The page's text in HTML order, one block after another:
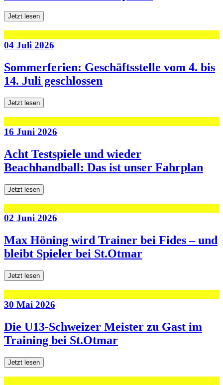
Jetzt lesen
04 Juli 2026
Sommerferien: Geschäftsstelle vom 4. bis
14. Juli geschlossen
Jetzt lesen
16 Juni 2026
Acht Testspiele und wieder
Beachhandball: Das ist unser Fahrplan
Jetzt lesen
02 Juni 2026
Max Höning wird Trainer bei Fides – und
bleibt Spieler bei St.Otmar
Jetzt lesen
30 Mai 2026
Die U13-Schweizer Meister zu Gast im
Training bei St.Otmar
Jetzt lesen